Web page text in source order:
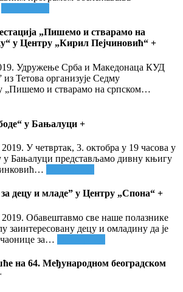
„Пишемо и стварамо на
у Центру „Кирил Пејчиновић“ +
Удружење Срба и Македонаца КУД
из Тетова организује Седму
„Пишемо и стварамо на српском…
у Бањалуци +
У четвртак, 3. октобра у 19 часова у
у Бањалуци представљамо дивну књигу
…
децу и младе” у Центру „Спона“ +
2019. Обавештавмо све наше полазнике
заинтересовану децу и омладину да је
за…
на 64. Међународном београдском